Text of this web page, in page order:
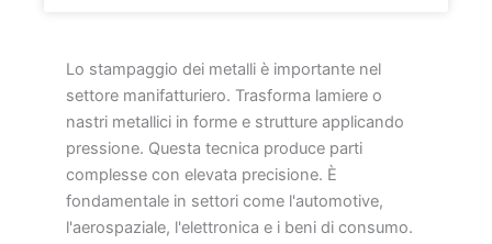
Lo stampaggio dei metalli è importante nel
settore manifatturiero. Trasforma lamiere o
nastri metallici in forme e strutture applicando
pressione. Questa tecnica produce parti
complesse con elevata precisione. È
fondamentale in settori come l'automotive,
l'aerospaziale, l'elettronica e i beni di consumo.